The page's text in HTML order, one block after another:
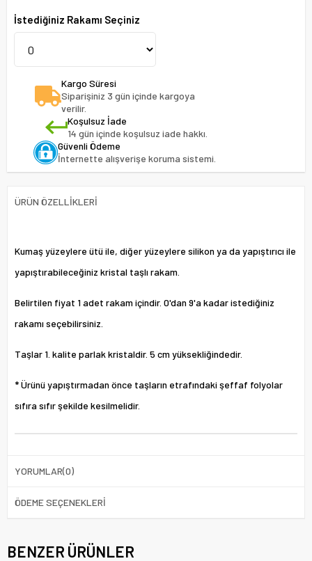
İstediğiniz Rakamı Seçiniz
Kargo Süresi
Siparişiniz 3 gün içinde kargoya
verilir.
Koşulsuz İade
14 gün içinde koşulsuz iade hakkı.
Güvenli Ödeme
İnternette alışverişe koruma sistemi.
ÜRÜN ÖZELLIKLERI
Kumaş yüzeylere ütü ile, diğer yüzeylere silikon ya da yapıştırıcı ile
yapıştırabileceğiniz kristal taşlı rakam.
Belirtilen fiyat 1 adet rakam içindir. 0'dan 9'a kadar istediğiniz
rakamı seçebilirsiniz.
Taşlar 1. kalite parlak kristaldir. 5 cm yüksekliğindedir.
* Ürünü yapıştırmadan önce taşların etrafındaki şeffaf folyolar
sıfıra sıfır şekilde kesilmelidir.
YORUMLAR(0)
ÖDEME SEÇENEKLERI
BENZER ÜRÜNLER